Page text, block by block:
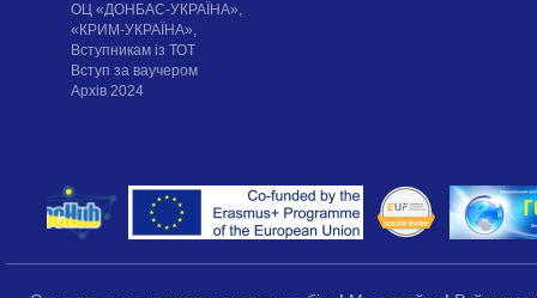
ОЦ «ДОНБАС-УКРАЇНА»,
«КРИМ-УКРАЇНА»,
Вступникам із ТОТ
Вступ за ваучером
Архів 2024